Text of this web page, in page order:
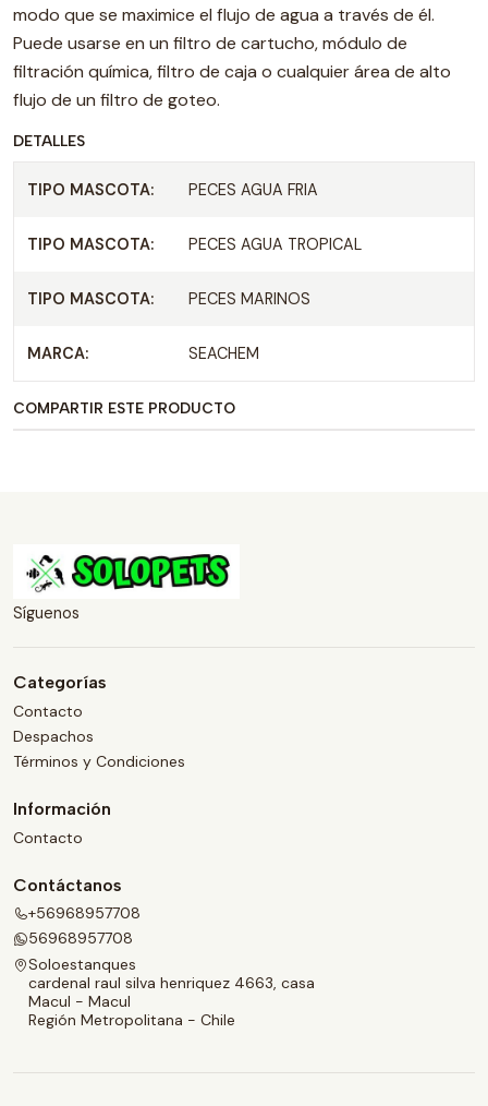
modo que se maximice el flujo de agua a través de él.
Puede usarse en un filtro de cartucho, módulo de
filtración química, filtro de caja o cualquier área de alto
flujo de un filtro de goteo.
DETALLES
TIPO MASCOTA: PECES AGUA FRIA
TIPO MASCOTA: PECES AGUA TROPICAL
TIPO MASCOTA: PECES MARINOS
MARCA: SEACHEM
COMPARTIR ESTE PRODUCTO
Síguenos
Categorías
Contacto
Despachos
Términos y Condiciones
Información
Contacto
Contáctanos
+56968957708
56968957708
Soloestanques
cardenal raul silva henriquez 4663, casa
Macul - Macul
Región Metropolitana - Chile